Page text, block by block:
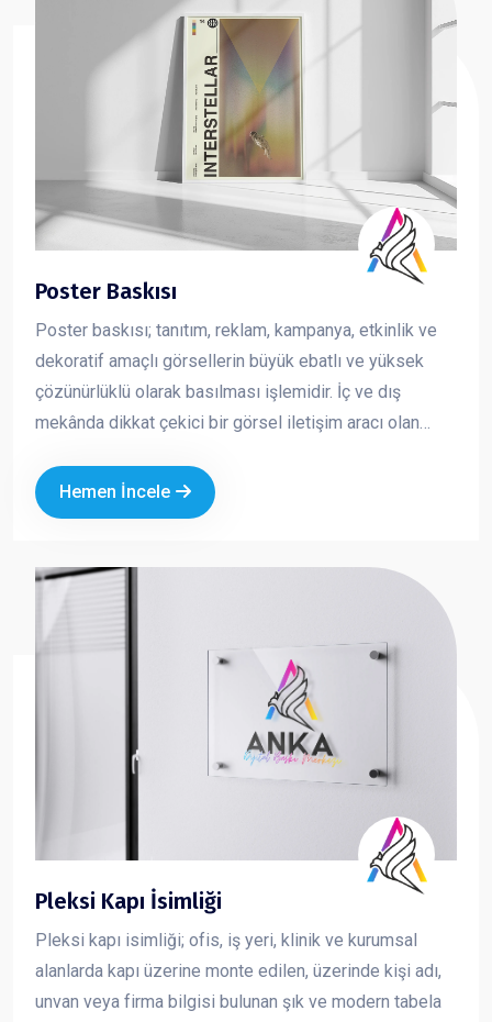
Poster Baskısı
Poster baskısı; tanıtım, reklam, kampanya, etkinlik ve
dekoratif amaçlı görsellerin büyük ebatlı ve yüksek
çözünürlüklü olarak basılması işlemidir. İç ve dış
mekânda dikkat çekici bir görsel iletişim aracı olan
iletmesini sağlar. Kurumsal tasarım ve kaliteli baskı
teknikleriyle üretilen posterler, markanızın profesyonel
Hemen İncele
Pleksi Kapı İsimliği
Pleksi kapı isimliği; ofis, iş yeri, klinik ve kurumsal
alanlarda kapı üzerine monte edilen, üzerinde kişi adı,
unvan veya firma bilgisi bulunan şık ve modern tabela